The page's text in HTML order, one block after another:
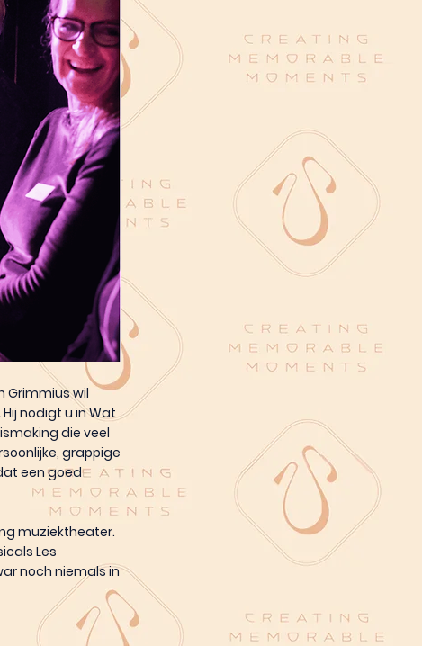
Grimmius wil
nodigt u in Wat
die veel
grappige
een goed
muziektheater.
Les
noch niemals in